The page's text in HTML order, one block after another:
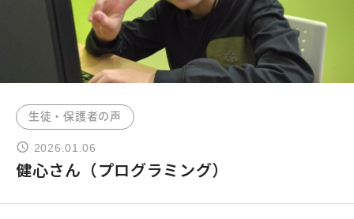
生徒・保護者の声
スタッフ紹介
アクセス
よくあるご質問
生徒・保護者の声
2026.01.06
健心さん（プログラミング）